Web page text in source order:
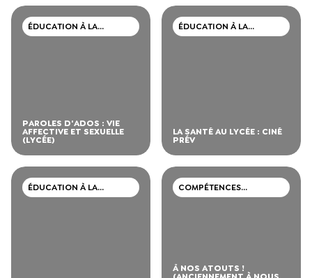
ÉDUCATION À LA
SEXUALITÉ
PAROLES D'ADOS : VIE
AFFECTIVE ET SEXUELLE
(LYCÉE)
ÉDUCATION À LA
SEXUALITÉ
LA SANTÉ AU LYCÉE : CINÉ
PRÉV
ÉDUCATION À LA
SEXUALITÉ
COMPÉTENCES
PSYCHOSOCIALES (CPS)
À NOS ATOUTS !